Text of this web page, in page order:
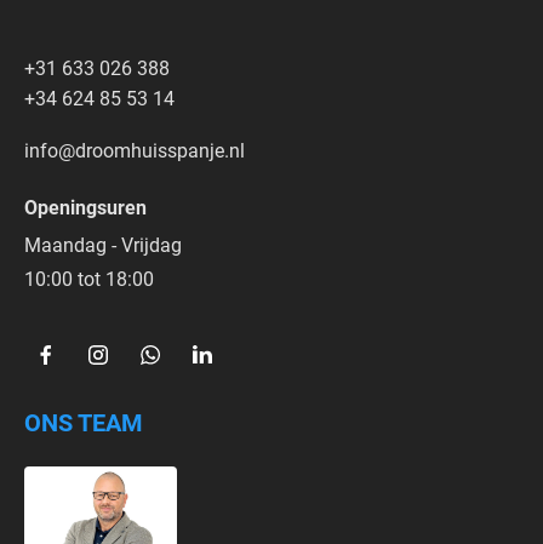
+31 633 026 388
+34 624 85 53 14
info@droomhuisspanje.nl
Openingsuren
Maandag - Vrijdag
10:00 tot 18:00
ONS TEAM